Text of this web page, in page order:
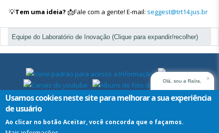
💡Tem uma ideia? 📩Fale com a gente! E-mail: seggest@trt14.jus.br
Equipe do Laboratório de Inovação (Clique para expandir/recolher)
Olá, sou a Raíra,
assistente virtual do
TRT14. Em que posso
x
Usamos cookies neste site para melhorar a sua experiência
de usuário
Ao clicar no botão Aceitar, você concorda que o façamos.